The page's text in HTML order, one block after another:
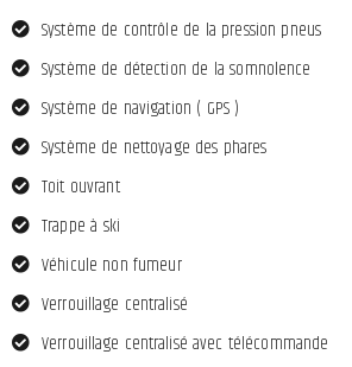
Système de contrôle de la pression pneus
Système de détection de la somnolence
Système de navigation ( GPS )
Système de nettoyage des phares
Toit ouvrant
Trappe à ski
Véhicule non fumeur
Verrouillage centralisé
Verrouillage centralisé avec télécommande